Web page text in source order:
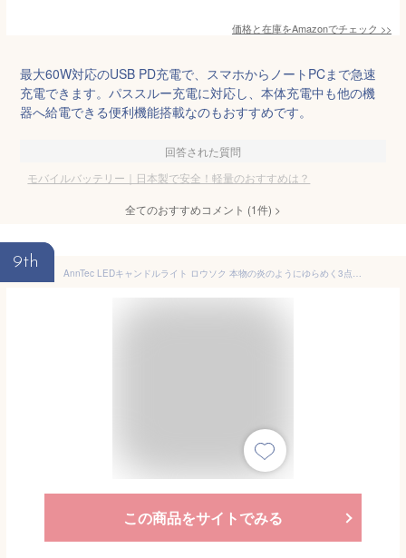
価格と在庫をAmazonでチェック >>
最大60W対応のUSB PD充電で、スマホからノートPCまで急速
充電できます。パススルー充電に対応し、本体充電中も他の機
器へ給電できる便利機能搭載なのもおすすめです。
回答された質問
モバイルバッテリー｜日本製で安全！軽量のおすすめは？
全てのおすすめコメント (1件) >
9th
AnnTec LEDキャンドルライト ロウソク 本物の炎のようにゆらめく3点セット 暖色光 火を使わない ゆらゆら揺れる 安全 省エネ 専用リモコン付き 明るさ調整 電池式 LEDライト キャンドル
この商品をサイトでみる